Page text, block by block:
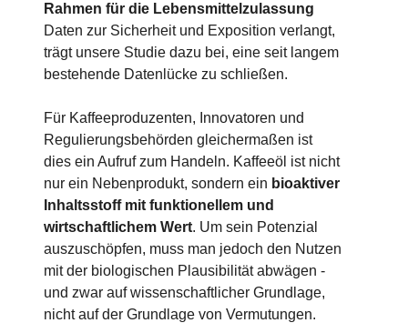
Rahmen für die Lebensmittelzulassung
Daten zur Sicherheit und Exposition verlangt,
trägt unsere Studie dazu bei, eine seit langem
bestehende Datenlücke zu schließen.
Für Kaffeeproduzenten, Innovatoren und
Regulierungsbehörden gleichermaßen ist
dies ein Aufruf zum Handeln. Kaffeeöl ist nicht
nur ein Nebenprodukt, sondern ein bioaktiver
Inhaltsstoff mit funktionellem und
wirtschaftlichem Wert. Um sein Potenzial
auszuschöpfen, muss man jedoch den Nutzen
mit der biologischen Plausibilität abwägen -
und zwar auf wissenschaftlicher Grundlage,
nicht auf der Grundlage von Vermutungen.